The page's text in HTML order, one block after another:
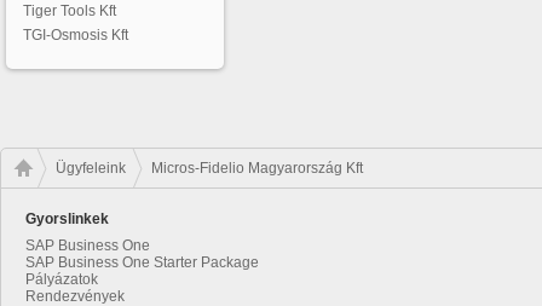
Tiger Tools Kft
TGI-Osmosis Kft
Ügyfeleink Micros-Fidelio Magyarország Kft
Gyorslinkek
SAP Business One
SAP Business One Starter Package
Pályázatok
Rendezvények